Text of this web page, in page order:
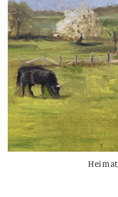
Heimat